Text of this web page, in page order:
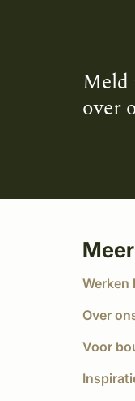
Meld
over
Werken
Over
Voor